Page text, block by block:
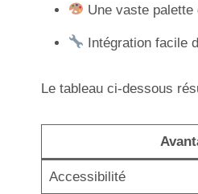
Une vaste
Intégration facile
Le tableau ci-dessous
Accessibilité